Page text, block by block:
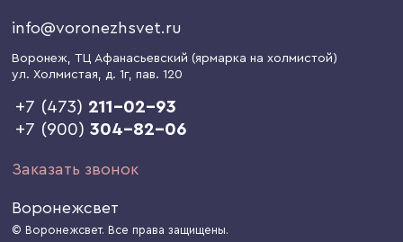
info@voronezhsvet.ru
Воронеж, ТЦ Афанасьевский (ярмарка на холмистой)
ул. Холмистая, д. 1г, пав. 120
+7 (473) 211-02-93
+7 (900)304-82-06
Заказать звонок
Воронежсвет
© Воронежсвет. Все права защищены.